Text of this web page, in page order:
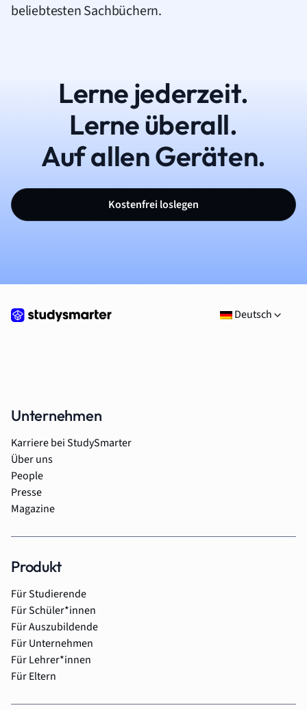
beliebtesten Sachbüchern.
Lerne jederzeit.
Lerne überall.
Auf allen Geräten.
Kostenfrei loslegen
Deutsch
Unternehmen
Karriere bei StudySmarter
Über uns
People
Presse
Magazine
Produkt
Für Studierende
Für Schüler*innen
Für Auszubildende
Für Unternehmen
Für Lehrer*innen
Für Eltern